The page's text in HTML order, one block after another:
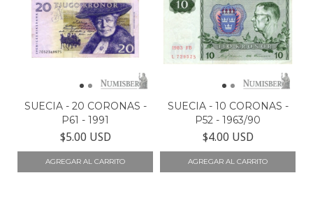
SUECIA - 20 CORONAS -
P61 - 1991
$5.00 USD
SUECIA - 10 CORONAS -
P52 - 1963/90
$4.00 USD